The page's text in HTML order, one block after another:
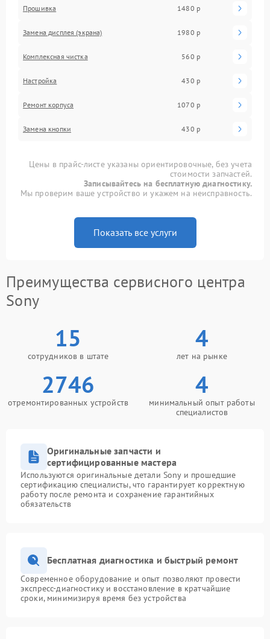
Прошивка 1480 р
Замена дисплея (экрана) 1980 р
Комплексная чистка 560 р
Настройка 430 р
Ремонт корпуса 1070 р
Замена кнопки 430 р
Цены в прайс-листе указаны ориентировочные, без учета
стоимости запчастей.
Записывайтесь на бесплатную диагностику.
Мы проверим ваше устройство и укажем на неисправность.
Показать все услуги
Преимущества сервисного центра
Sony
15
сотрудников в штате
4
лет на рынке
2746
отремонтированных устройств
4
минимальный опыт работы
специалистов
Оригинальные запчасти и
сертифицированные мастера
Используются оригинальные детали Sony и прошедшие
сертификацию специалисты, что гарантирует корректную
работу после ремонта и сохранение гарантийных
обязательств
Бесплатная диагностика и быстрый ремонт
Современное оборудование и опыт позволяют провести
экспресс-диагностику и восстановление в кратчайшие
сроки, минимизируя время без устройства